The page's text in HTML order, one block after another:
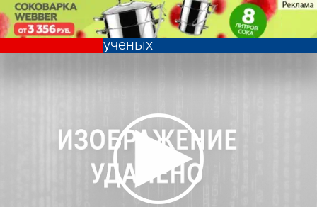
Необычное явление у
драмтеатра заинтересовало
ученых
Происшествия
Необычное явление у
Последние
новости
Погода и курсы
валют в Пензе